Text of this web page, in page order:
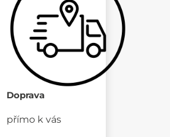
Doprava
přímo k vás